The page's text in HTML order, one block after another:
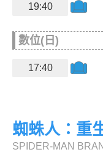
19:40
數位(日)
17:40
蜘蛛人：重
SPIDER-MAN